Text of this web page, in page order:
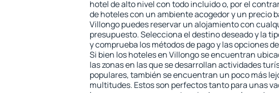
hotel de alto nivel con todo incluido o, por el
de hoteles con un ambiente acogedor y un precio
Villongo puedes reservar un alojamiento con
presupuesto. Selecciona el destino deseado y la
y comprueba los métodos de pago y las opciones
Si bien los hoteles en Villongo se encuentran
las zonas en las que se desarrollan actividades
populares, también se encuentran un poco más
multitudes. Estos son perfectos tanto para unas